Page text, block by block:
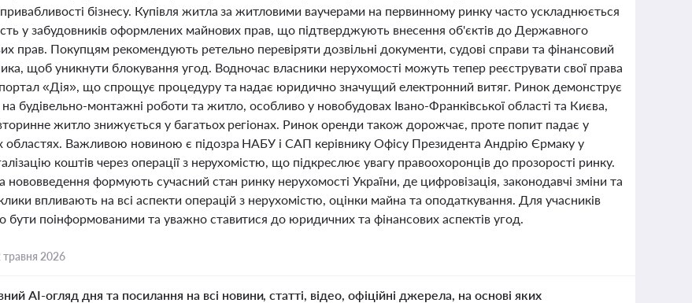
привабливості бізнесу. Купівля житла за житловими ваучерами на первинному ринку часто ускладнюється
у забудовників оформлених майнових прав, що підтверджують внесення об'єктів до Державного
прав. Покупцям рекомендують ретельно перевіряти дозвільні документи, судові справи та фінансовий
щоб уникнути блокування угод. Водночас власники нерухомості можуть тепер реєструвати свої права
«Дія», що спрощує процедуру та надає юридично значущий електронний витяг. Ринок демонструє
на будівельно-монтажні роботи та житло, особливо у новобудовах Івано-Франківської області та Києва,
житло знижується у багатьох регіонах. Ринок оренди також дорожчає, проте попит падає у
областях. Важливою новиною є підозра НАБУ і САП керівнику Офісу Президента Андрію Єрмаку у
коштів через операції з нерухомістю, що підкреслює увагу правоохоронців до прозорості ринку.
нововведення формують сучасний стан ринку нерухомості України, де цифровізація, законодавчі зміни та
впливають на всі аспекти операцій з нерухомістю, оцінки майна та оподаткування. Для учасників
бути поінформованими та уважно ставитися до юридичних та фінансових аспектів угод.
травня 2026
AI-огляд дня та посилання на всі новини, статті, відео, офіційні джерела, на основі яких